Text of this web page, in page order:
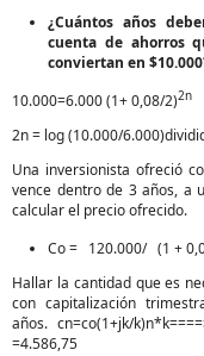
¿Cuántos años
cuenta de ahorros
conviertan en
10.000=6.000 (1+ 0,08/2)2n
2n = log (10.000/
Una inversionista ofreció
vence dentro de 3 años, a
calcular el precio ofrecido.
Co = 120.000/ (1 +
Hallar la cantidad que es
con capitalización
años. cn=co(1+jk/
=4.586,75